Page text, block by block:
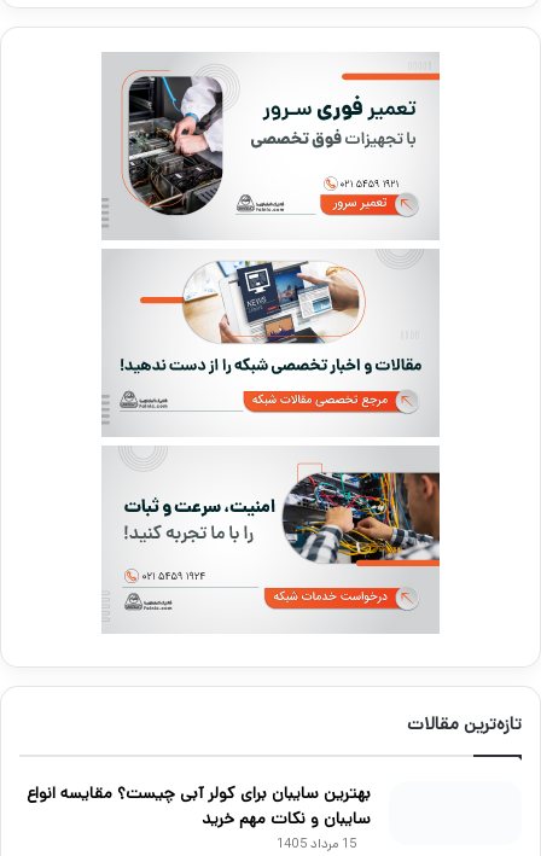
تازه‌ترین مقالات
بهترین سایبان برای کولر آبی چیست؟ مقایسه انواع
سایبان و نکات مهم خرید
15 مرداد 1405